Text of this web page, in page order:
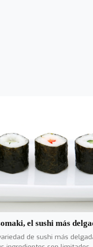
el sushi más
de sushi más